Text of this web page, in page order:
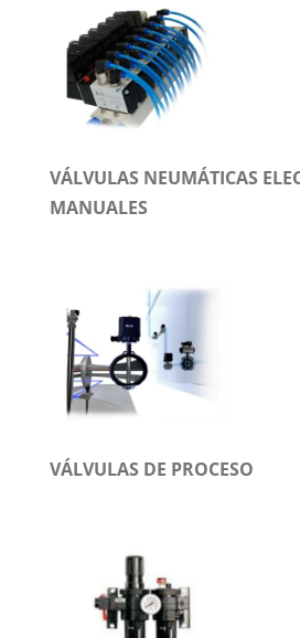
VÁLVULAS NEUMÁTICAS
MANUALES
VÁLVULAS DE PROCESO